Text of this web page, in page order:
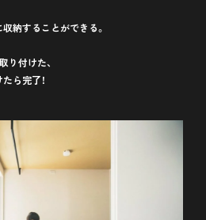
納することができる。
り付けた、
ら完了！